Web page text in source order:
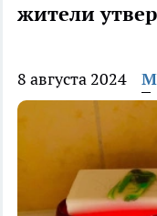
жители
8 августа 2024